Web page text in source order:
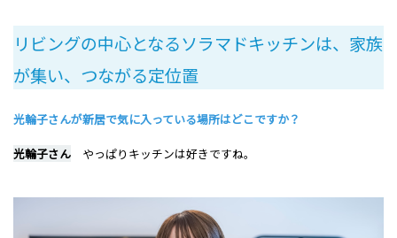
リビングの中心となるソラマドキッチンは、家族
が集い、つながる定位置
光輪子さんが新居で気に入っている場所はどこですか？
光輪子さん やっぱりキッチンは好きですね。